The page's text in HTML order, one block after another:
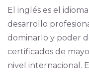
El inglés es el
desarrollo
dominarlo y poder
certificados de
nivel internacional.